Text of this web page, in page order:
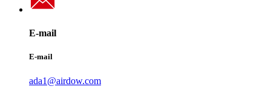
E-mail
E-mail
ada1@airdow.com